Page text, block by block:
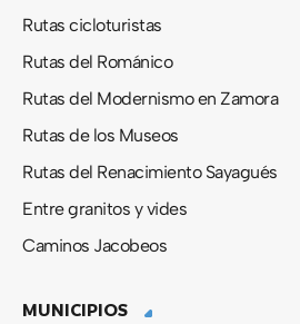
Rutas cicloturistas
Rutas del Románico
Rutas del Modernismo en Zamora
Rutas de los Museos
Rutas del Renacimiento Sayagués
Entre granitos y vides
Caminos Jacobeos
MUNICIPIOS